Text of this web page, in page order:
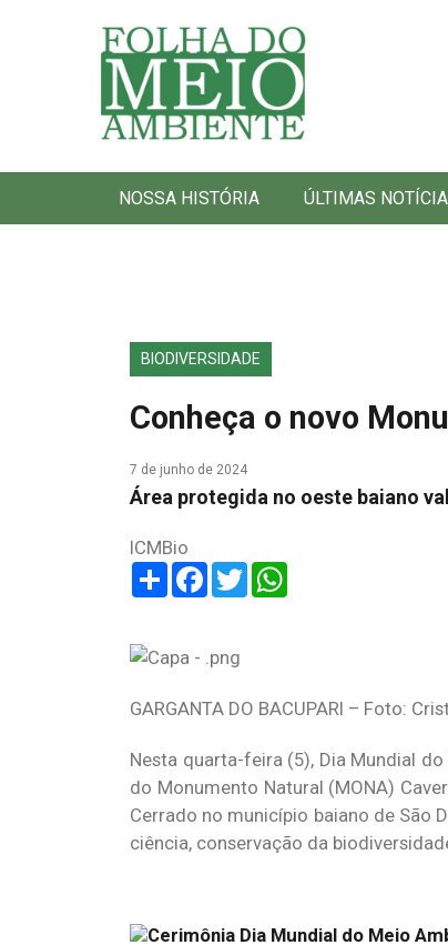
Folha do Meio Ambiente
NOSSA HISTÓRIA ÚLTIMAS
BIODIVERSIDADE
Conheça o novo
7 de junho de 2024
Área protegida no oeste baiano
ICMBio
ShareFacebook
Twitter
GARGANTA DO BACUPARI – Foto:
Nesta quarta-feira (5), Dia Mundial
do Monumento Natural (MONA)
Cerrado no município baiano de São
ciência, conservação da